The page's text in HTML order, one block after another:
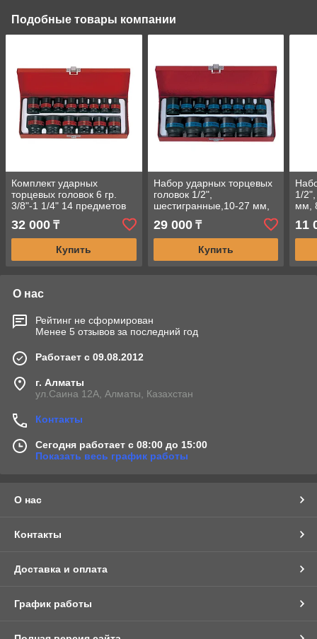
Подобные товары компании
Комплект ударных
торцевых головок 6 гр.
3/8"-1 1/4" 14 предметов
32 000 ₸
Купить
Набор ударных торцевых
головок 1/2",
шестигранные,10-27 мм,
14 предметов KING TONY
4414MP
29 000₸
Купить
1/
мм,
11
О нас
Рейтинг не сформирован
Менее 5 отзывов за последний год
Работает с 09.08.2012
г. Алматы
ул.Саина 12А, Алматы, Казахстан
Контакты
Сегодня работает с 08:00 до 15:00
Показать весь график работы
О нас
Контакты
Доставка и оплата
График работы